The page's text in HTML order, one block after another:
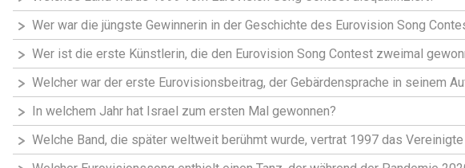
Wer war die jüngste Gewinnerin in der Geschichte des Eurovision Song
Wer ist die erste Künstlerin, die den Eurovision Song Contest zweimal
Welcher war der erste Eurovisionsbeitrag, der Gebärdensprache in seinem
In welchem Jahr hat Israel zum ersten Mal gewonnen?
Welche Band, die später weltweit berühmt wurde, vertrat 1997 das